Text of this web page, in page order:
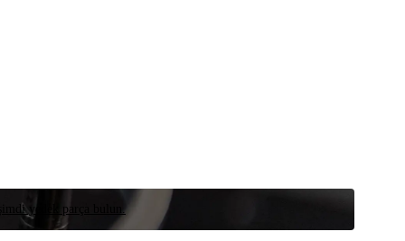
yedek parça bulun.